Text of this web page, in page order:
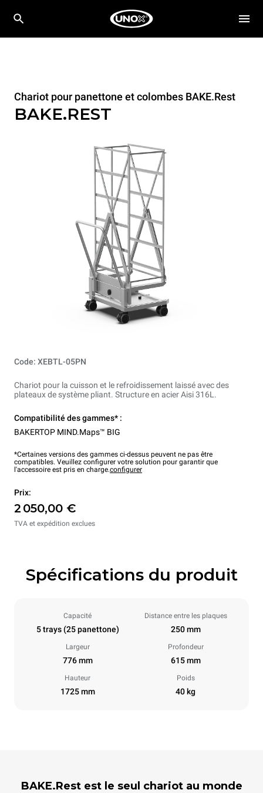
Chariot pour panettone et colombes BAKE.Rest
BAKE.REST
Code: XEBTL-05PN
Chariot pour la cuisson et le refroidissement laissé avec des
plateaux de système pliant. Structure en acier Aisi 316L.
Compatibilité des gammes* :
BAKERTOP MIND.Maps™ BIG
*Certaines versions des gammes ci-dessus peuvent ne pas être
compatibles. Veuillez configurer votre solution pour garantir que
l'accessoire est pris en charge.configurer
Prix:
2 050,00 €
TVA et expédition exclues
Spécifications du produit
Capacité
5 trays (25 panettone)
Distance entre les plaques
250 mm
Largeur
776 mm
Profondeur
615 mm
Hauteur
1725 mm
Poids
40 kg
BAKE.Rest est le seul chariot au monde